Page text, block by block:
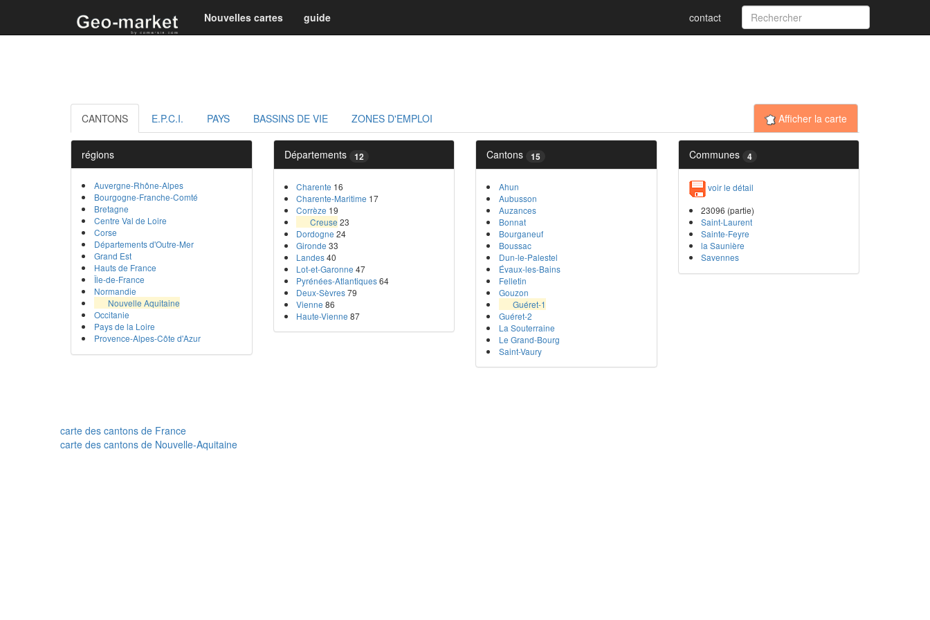
Nouvelles cartes guide contact
CANTONS E.P.C.I. PAYS BASSINS DE VIE ZONES D'EMPLOI Afficher la carte
régions
Auvergne-Rhône-Alpes
Bourgogne-Franche-Comté
Bretagne
Centre Val de Loire
Corse
Départements d'Outre-Mer
Grand Est
Hauts de France
Île-de-France
Normandie
Nouvelle Aquitaine
Occitanie
Pays de la Loire
Provence-Alpes-Côte d'Azur
Départements 12
Charente 16
Charente-Maritime 17
Corrèze 19
Creuse 23
Dordogne 24
Gironde 33
Landes40
Lot-et-Garonne 47
Pyrénées-Atlantiques64
Deux-Sèvres79
Vienne 86
Haute-Vienne 87
Cantons 15
Ahun
Aubusson
Auzances
Bonnat
Bourganeuf
Boussac
Dun-le-Palestel
Évaux-les-Bains
Felletin
Gouzon
Guéret-1
Guéret-2
La Souterraine
Le Grand-Bourg
Saint-Vaury
Communes 4
voir le détail
23096 (partie)
Saint-Laurent
Sainte-Feyre
la Saunière
Savennes
carte des cantons de France
carte des cantons de Nouvelle-Aquitaine